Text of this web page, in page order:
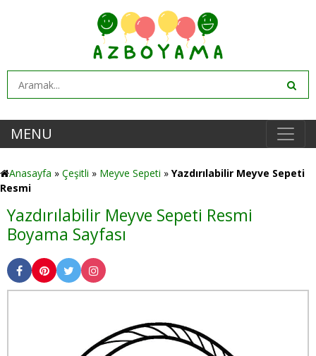
MENU
Anasayfa » Çeşitli » Meyve Sepeti » Yazdırılabilir Meyve Sepeti
Resmi
Yazdırılabilir Meyve Sepeti Resmi
Boyama Sayfası